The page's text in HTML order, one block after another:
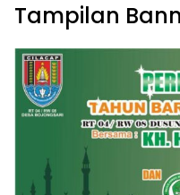
Tampilan